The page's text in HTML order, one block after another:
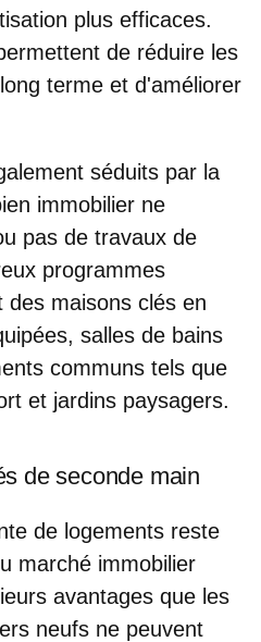
plus efficaces.
de réduire les
terme et d'améliorer
séduits par la
immobilier ne
pas de travaux de
programmes
des maisons clés en
salles de bains
communs tels que
et jardins paysagers.
de seconde main
de logements reste
marché immobilier
avantages que les
neufs ne peuvent